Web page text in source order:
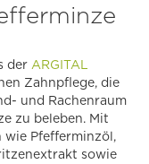
der ARGITAL
Zahnpflege, die
und Rachenraum
zu beleben. Mit
Pfefferminzöl,
sowie